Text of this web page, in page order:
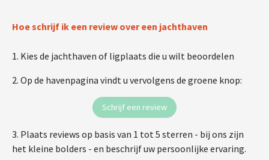
Hoe schrijf ik een review over een jachthaven
1. Kies de jachthaven of ligplaats die u wilt beoordelen
2. Op de havenpagina vindt u vervolgens de groene knop:
Schrijf een review
3. Plaats reviews op basis van 1 tot 5 sterren - bij ons zijn
het kleine bolders - en beschrijf uw persoonlijke ervaring.